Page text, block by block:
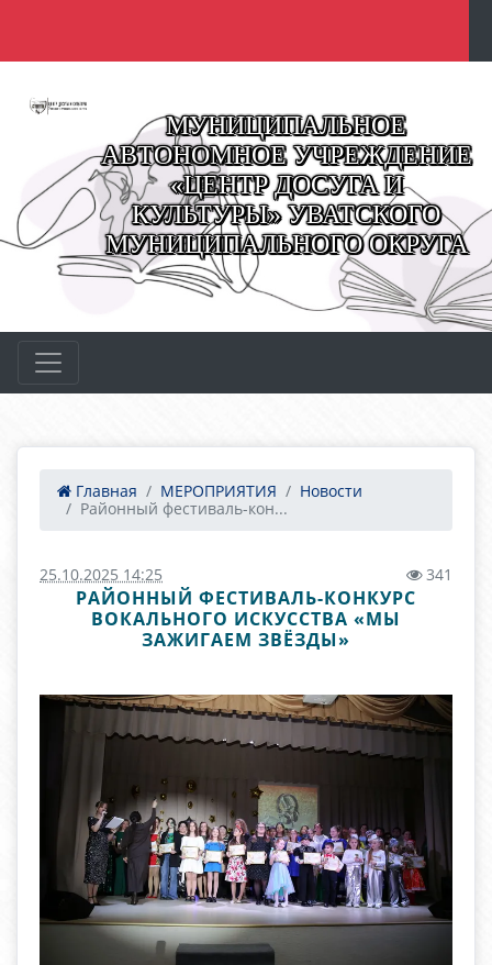
МУНИЦИПАЛЬНОЕ
АВТОНОМНОЕ УЧРЕЖДЕНИЕ
«ЦЕНТР ДОСУГА И
КУЛЬТУРЫ» УВАТСКОГО
МУНИЦИПАЛЬНОГО ОКРУГА
Главная МЕРОПРИЯТИЯ
Новости
Районный фестиваль-кон...
25.10.2025 14:25 341
РАЙОННЫЙ ФЕСТИВАЛЬ-КОНКУРС
ВОКАЛЬНОГО ИСКУССТВА «МЫ
ЗАЖИГАЕМ ЗВЁЗДЫ»